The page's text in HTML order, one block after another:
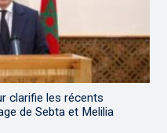
clarifie les récents
de Sebta et Melilia